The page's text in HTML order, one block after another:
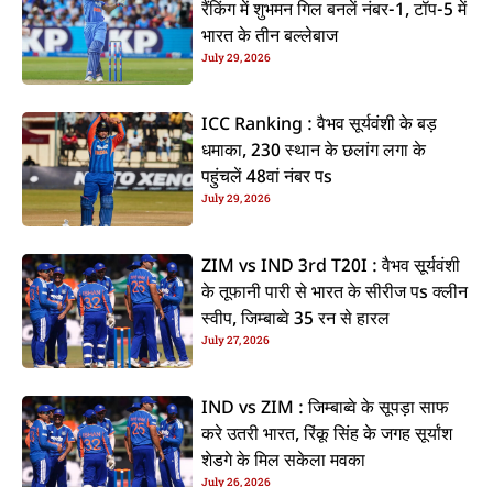
रैंकिंग में शुभमन गिल बनलें नंबर-1, टॉप-5 में
भारत के तीन बल्लेबाज
July 29, 2026
ICC Ranking : वैभव सूर्यवंशी के बड़
धमाका, 230 स्थान के छलांग लगा के
पहुंचलें 48वां नंबर पs
July 29, 2026
ZIM vs IND 3rd T20I : वैभव सूर्यवंशी
के तूफानी पारी से भारत के सीरीज पs क्लीन
स्वीप, जिम्बाब्वे 35 रन से हारल
July 27, 2026
IND vs ZIM : जिम्बाब्वे के सूपड़ा साफ
करे उतरी भारत, रिंकू सिंह के जगह सूर्यांश
शेडगे के मिल सकेला मवका
July 26, 2026